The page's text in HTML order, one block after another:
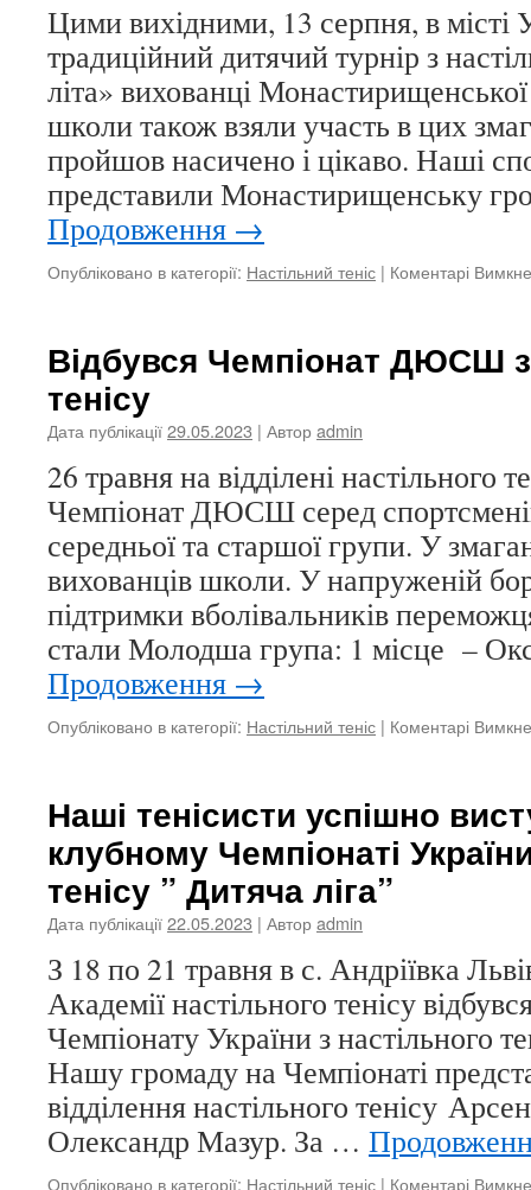
Цими вихідними, 13 серпня, в місті
традиційний дитячий турнір з
літа» вихованці
школи також взяли участь в цих
пройшов насичено і цікаво. Наші
представили Монастирищенську
Продовження →
Опубліковано в категорії: Настільний теніс | Коментарі
Відбувся Чемпіонат ДЮСШ з
тенісу
Дата публікації29.05.2023 | Авторadmin
26 травня на відділені настільного
Чемпіонат ДЮСШ серед
середньої та старшої групи. У
вихованців школи. У напруженій
підтримки вболівальників
стали Молодша група: 1 місце –
Продовження →
Опубліковано в категорії: Настільний теніс | Коментарі
Наші тенісисти успішно
клубному Чемпіонаті
тенісу ” Дитяча ліга”
Дата публікації22.05.2023 | Авторadmin
З 18 по 21 травня в с. Андріївка
Академії настільного тенісу
Чемпіонату України з настільного
Нашу громаду на Чемпіонаті
відділення настільного тенісу
Олександр Мазур. За …
Опубліковано в категорії: Настільний теніс | Коментарі